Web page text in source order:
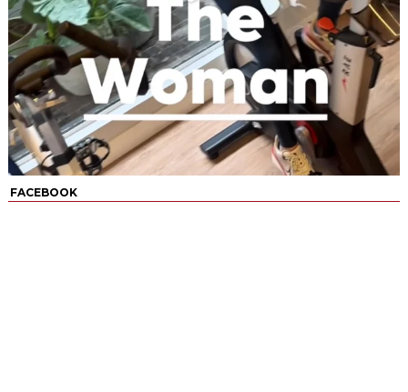
FACEBOOK